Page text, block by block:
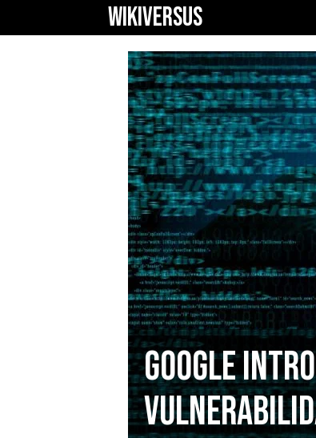
WIKIVERSUS
Google